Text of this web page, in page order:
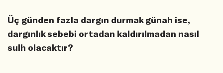
Üç günden fazla dargın durmak günah ise,
dargınlık sebebi ortadan kaldırılmadan nasıl
sulh olacaktır?